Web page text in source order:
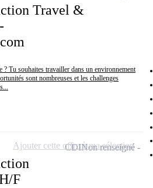
Travel &
? Tu souhaites travailler dans un environnement
sont nombreuses et les challenges
F
CDINon renseigné
Ajouter cette offre à ma sélection